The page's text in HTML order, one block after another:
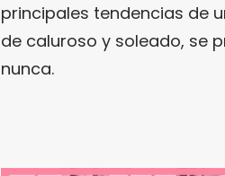
principales tendencias de
de caluroso y soleado, se
nunca.